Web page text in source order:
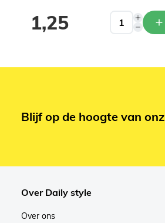
1,25
Blijf op de hoogte van
Over Daily style
Over ons